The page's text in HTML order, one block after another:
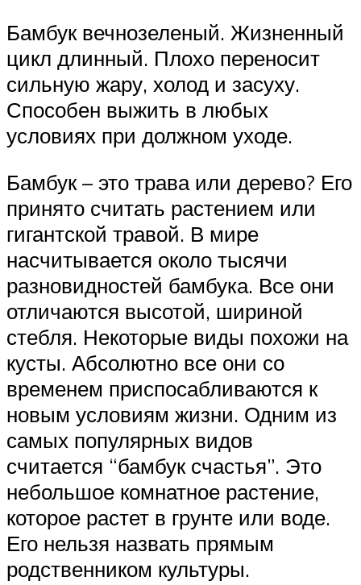
Бамбук вечнозеленый. Жизненный
цикл длинный. Плохо переносит
сильную жару, холод и засуху.
Способен выжить в любых
условиях при должном уходе.
Бамбук – это трава или дерево? Его
принято считать растением или
гигантской травой. В мире
насчитывается около тысячи
разновидностей бамбука. Все они
отличаются высотой, шириной
стебля. Некоторые виды похожи на
кусты. Абсолютно все они со
временем приспосабливаются к
новым условиям жизни. Одним из
самых популярных видов
считается “бамбук счастья”. Это
небольшое комнатное растение,
которое растет в грунте или воде.
Его нельзя назвать прямым
родственником культуры.